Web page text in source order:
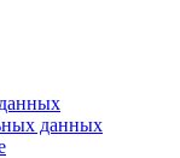
данных